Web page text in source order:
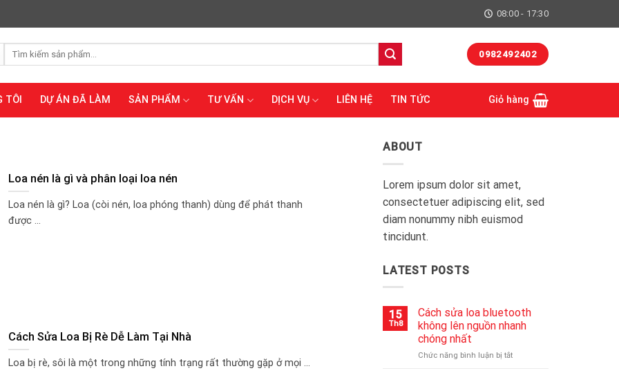
08:00 - 17:30
Tìm
0982492402
TÔI DỰ ÁN ĐÃ LÀM SẢN PHẨM TƯ VẤN DỊCH VỤ LIÊN HỆ TIN TỨC Giỏ hàng
Loa nén là gì và phân loại loa nén
Loa nén là gì? Loa (còi nén, loa phóng thanh) dùng để phát thanh
được ...
Cách Sửa Loa Bị Rè Dễ Làm Tại Nhà
Loa bị rè, sôi là một trong những tính trạng rất thường gặp ở mọi ...
ABOUT
Lorem ipsum dolor sit amet,
consectetuer adipiscing elit, sed
diam nonummy nibh euismod
tincidunt.
LATEST POSTS
15
Th8
Cách sửa loa bluetooth
không lên nguồn nhanh
chóng nhất
Chức năng bình luận bị tắtở